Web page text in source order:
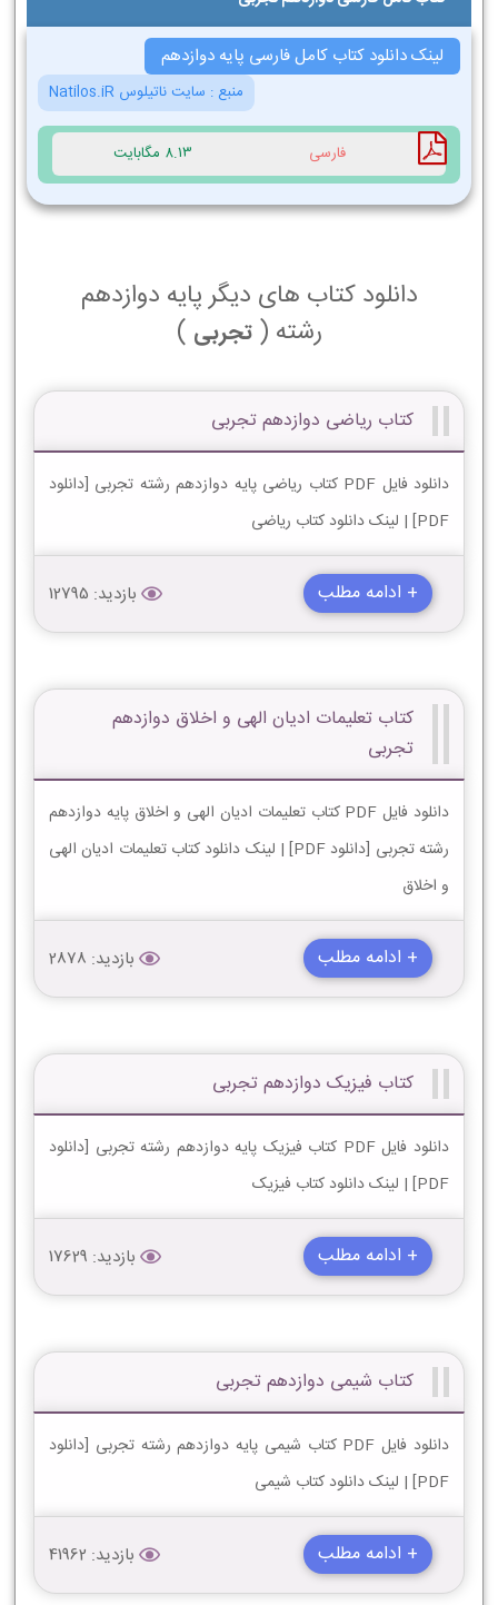
لینک دانلود کتاب کامل فارسی پایه دوازدهم
منبع : سایت ناتیلوس Natilos.iR
فارسی 8.13 مگابایت
دانلود کتاب های دیگر پایه دوازدهم
رشته (تجربی )
کتاب ریاضی دوازدهم تجربی
دانلود فایل PDF کتاب ریاضی پایه دوازدهم رشته تجربی [دانلود
PDF] | لینک دانلود کتاب ریاضی
+ ادامه مطلب بازدید: 12795
کتاب تعلیمات ادیان الهی و اخلاق دوازدهم
تجربی
دانلود فایل PDF کتاب تعلیمات ادیان الهی و اخلاق پایه دوازدهم
رشته تجربی [دانلود PDF] | لینک دانلود کتاب تعلیمات ادیان الهی
و اخلاق
+ ادامه مطلب بازدید: 2878
کتاب فیزیک دوازدهم تجربی
دانلود فایل PDF کتاب فیزیک پایه دوازدهم رشته تجربی [دانلود
PDF] | لینک دانلود کتاب فیزیک
+ ادامه مطلب بازدید: 17629
کتاب شیمی دوازدهم تجربی
دانلود فایل PDF کتاب شیمی پایه دوازدهم رشته تجربی [دانلود
PDF] | لینک دانلود کتاب شیمی
+ ادامه مطلب بازدید: 41962